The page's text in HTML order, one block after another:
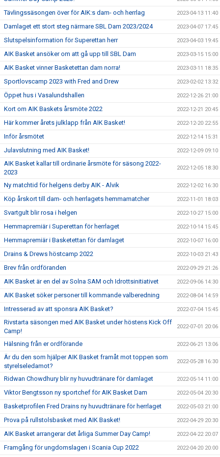
Tävlingssäsongen över för AIK:s dam- och herrlag 2023-04-13 11:40
Damlaget ett stort steg närmare SBL Dam 2023/2024 2023-04-07 17:45
Slutspelsinformation för Superettan herr 2023-04-03 19:45
AIK Basket ansöker om att gå upp till SBL Dam 2023-03-15 15:00
AIK Basket vinner Basketettan dam norra! 2023-03-11 18:35
Sportlovscamp 2023 with Fred and Drew 2023-02-02 13:32
Öppet hus i Vasalundshallen 2022-12-26 21:00
Kort om AIK Baskets årsmöte 2022 2022-12-21 20:45
Här kommer årets julklapp från AIK Basket! 2022-12-20 22:55
Inför årsmötet 2022-12-14 15:31
Julavslutning med AIK Basket! 2022-12-09 09:10
AIK Basket kallar till ordinarie årsmöte för säsong 2022-
2023
2022-12-05 18:30
Ny matchtid för helgens derby AIK - Alvik 2022-12-02 16:30
Köp årskort till dam- och herrlagets hemmamatcher 2022-11-01 18:03
Svartgult blir rosa i helgen 2022-10-27 15:00
Hemmapremiär i Superettan för herrlaget 2022-10-14 15:45
Hemmapremiär i Basketettan för damlaget 2022-10-07 16:00
Drains & Drews höstcamp 2022 2022-10-03 21:43
Brev från ordföranden 2022-09-29 21:26
AIK Basket är en del av Solna SAM och Idrottsinitiativet 2022-09-06 14:30
AIK Basket söker personer till kommande valberedning 2022-08-04 14:59
Intresserad av att sponsra AIK Basket? 2022-07-04 15:45
Rivstarta säsongen med AIK Basket under höstens Kick Off
Camp!
2022-07-01 20:06
Hälsning från er ordförande 2022-06-21 13:06
Är du den som hjälper AIK Basket framåt mot toppen som
styrelseledamot?
2022-05-28 16:30
Ridwan Chowdhury blir ny huvudtränare för damlaget 2022-05-14 11:00
Viktor Bengtsson ny sportchef för AIK Basket Dam 2022-05-04 20:30
Basketprofilen Fred Drains ny huvudtränare för herrlaget 2022-05-03 21:00
Prova på rullstolsbasket med AIK Basket! 2022-04-29 20:30
AIK Basket arrangerar det årliga Summer Day Camp! 2022-04-22 20:07
Framgång för ungdomslagen i Scania Cup 2022 2022-04-20 20:00